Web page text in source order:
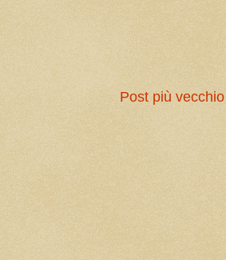
Post più vecchio